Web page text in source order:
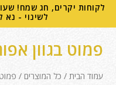
לקוחות יקרים, חג שמח!
לשינוי -
פמוט בגוון
עמוד הבית / כל המוצרים / פמוט